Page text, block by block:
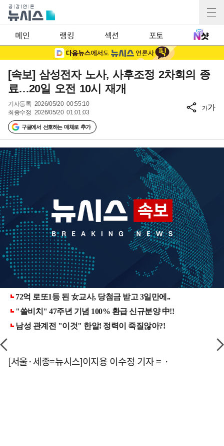
메인 랭킹 섹션 포토
[속보] 삼성전자 노사, 사후조정 2차회의 종
료…20일 오전 10시 재개
기사등록 2026/05/20 00:55:10
최종수정 2026/05/20 01:01:03
구글에서 선호하는 매체로 추가
가가
[서울·세종=뉴시스]이지용 이수정 기자 = ·